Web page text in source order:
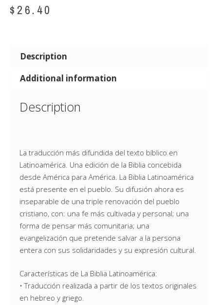
$ 26.40
Description
Additional information
Description
La traducción más difundida del texto bíblico en
Latinoamérica. Una edición de la Biblia concebida
desde América para América. La Biblia Latinoamérica
está presente en el pueblo. Su difusión ahora es
inseparable de una triple renovación del pueblo
cristiano, con: una fe más cultivada y personal; una
forma de pensar más comunitaria; una
evangelización que pretende salvar a la persona
entera con sus solidaridades y su expresión cultural.
Características de La Biblia Latinoamérica:
• Traducción realizada a partir de los textos originales
en hebreo y griego.